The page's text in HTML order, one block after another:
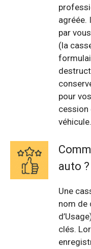
agréée.
par
(la
pour
cession
véhicule.
auto ?
Une
nom de
clés.